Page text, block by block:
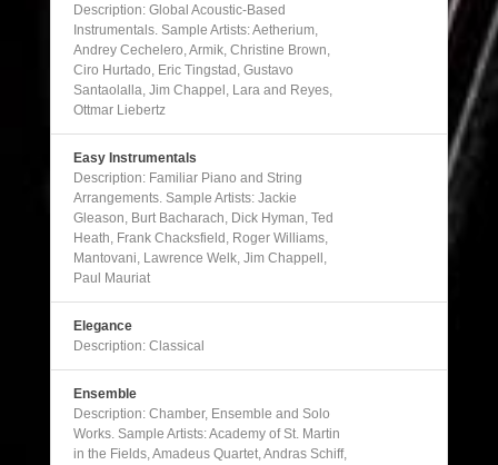
Description: Global Acoustic-Based
Instrumentals. Sample Artists: Aetherium,
Andrey Cechelero, Armik, Christine Brown,
Ciro Hurtado, Eric Tingstad, Gustavo
Santaolalla, Jim Chappel, Lara and Reyes,
Ottmar Liebertz
Easy Instrumentals
Description: Familiar Piano and String
Arrangements. Sample Artists: Jackie
Gleason, Burt Bacharach, Dick Hyman, Ted
Heath, Frank Chacksfield, Roger Williams,
Mantovani, Lawrence Welk, Jim Chappell,
Paul Mauriat
Elegance
Description: Classical
Ensemble
Description: Chamber, Ensemble and Solo
Works. Sample Artists: Academy of St. Martin
in the Fields, Amadeus Quartet, Andras Schiff,